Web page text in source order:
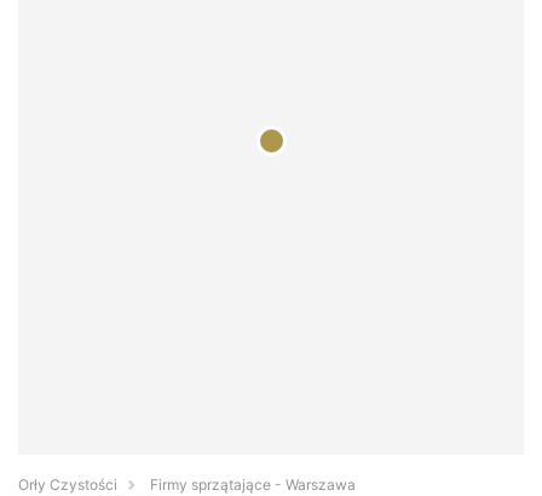
Orły Czystości
Firmy sprzątające - Warszawa